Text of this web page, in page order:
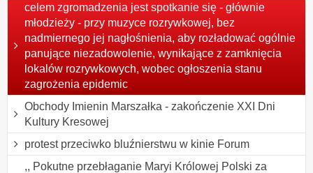
celem zgromadzenia jest spotkanie się - głównie
młodzieży - przy muzyce rozrywkowej, bez
nadmiernego jej nagłośnienia, aby rozładować ogólnie
panujące niezadowolenie, wynikające z zamknięcia
lokalów rozrywkowych, wobec ogłoszenia stanu
zagrożenia epidemic
Obchody Imienin Marszałka - zakończenie XXI Dni
Kultury Kresowej
protest przeciwko bluźnierstwu w kinie Forum
,, Pokutne przebłaganie Maryi Królowej Polski za